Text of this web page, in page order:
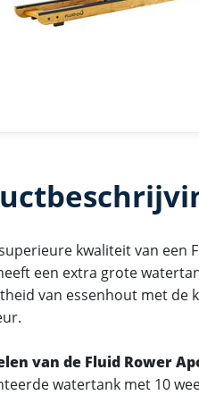
kwaliteit van een
een extra grote
van essenhout met de
van de Fluid Rower
watertank met 10